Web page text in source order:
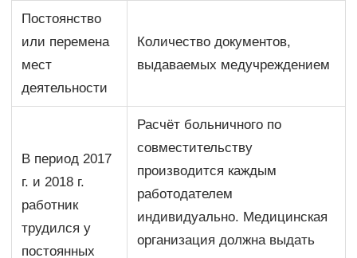
Постоянство
или перемена
мест
деятельности
Количество документов,
выдаваемых медучреждением
В период 2017
г. и 2018 г.
работник
трудился у
постоянных
Расчёт больничного по
совместительству
производится каждым
работодателем
индивидуально. Медицинская
организация должна выдать